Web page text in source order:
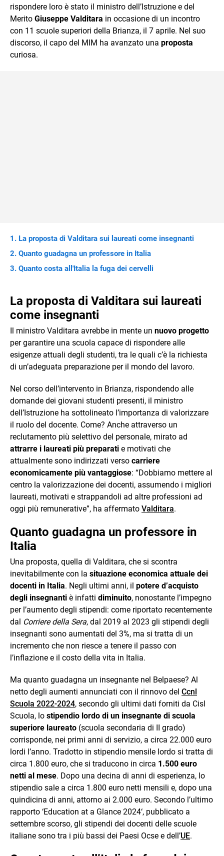
rispondere loro è stato il ministro dell’Istruzione e del
Merito Giuseppe Valditara in occasione di un incontro
con 11 scuole superiori della Brianza, il 7 aprile. Nel suo
discorso, il capo del MIM ha avanzato una proposta
curiosa.
La proposta di Valditara sui laureati come insegnanti
Quanto guadagna un professore in Italia
Quanto costa all'Italia la fuga dei cervelli
La proposta di Valditara sui laureati
come insegnanti
Il ministro Valditara avrebbe in mente un nuovo progetto
per garantire una scuola capace di rispondere alle
esigenze attuali degli studenti, tra le quali c’è la richiesta
di un’adeguata preparazione per il mondo del lavoro.
Nel corso dell’intervento in Brianza, rispondendo alle
domande dei giovani studenti presenti, il ministro
dell’Istruzione ha sottolineato l’importanza di valorizzare
il ruolo del docente. Come? Anche attraverso un
reclutamento più selettivo del personale, mirato ad
attrarre i laureati più preparati e motivati che
attualmente sono indirizzati verso carriere
economicamente più vantaggiose: “Dobbiamo mettere al
centro la valorizzazione dei docenti, assumendo i migliori
laureati, motivati e strappandoli ad altre professioni ad
oggi più remunerative”, ha affermato Valditara.
Quanto guadagna un professore in
Italia
Una proposta, quella di Valditara, che si scontra
inevitabilmente con la situazione economica attuale dei
docenti in Italia. Negli ultimi anni, il potere d’acquisto
degli insegnanti è infatti diminuito, nonostante l’impegno
per l’aumento degli stipendi: come riportato recentemente
dal Corriere della Sera, dal 2019 al 2023 gli stipendi degli
insegnanti sono aumentati del 3%, ma si tratta di un
incremento che non riesce a tenere il passo con
l’inflazione e il costo della vita in Italia.
Ma quanto guadagna un insegnante nel Belpaese? Al
netto degli aumenti annunciati con il rinnovo del Ccnl
Scuola 2022-2024, secondo gli ultimi dati forniti da Cisl
Scuola, lo stipendio lordo di un insegnante di scuola
superiore laureato (scuola secondaria di II grado)
corrisponde, nei primi anni di servizio, a circa 22.000 euro
lordi l’anno. Tradotto in stipendio mensile lordo si tratta di
circa 1.800 euro, che si traducono in circa 1.500 euro
netti al mese. Dopo una decina di anni di esperienza, lo
stipendio sale a circa 1.800 euro netti mensili e, dopo una
quindicina di anni, attorno ai 2.000 euro. Secondo l’ultimo
rapporto ‘Education at a Glance 2024‘, pubblicato a
settembre scorso, gli stipendi dei docenti delle scuole
italiane sono tra i più bassi dei Paesi Ocse e dell’UE.